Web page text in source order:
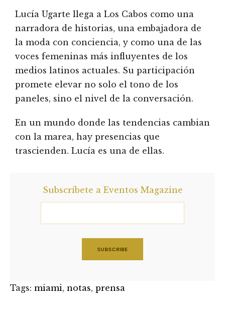
Lucía Ugarte llega a Los Cabos como una
narradora de historias, una embajadora de
la moda con conciencia, y como una de las
voces femeninas más influyentes de los
medios latinos actuales. Su participación
promete elevar no solo el tono de los
paneles, sino el nivel de la conversación.
En un mundo donde las tendencias cambian
con la marea, hay presencias que
trascienden. Lucía es una de ellas.
Subscríbete a Eventos Magazine
Tags: miami, notas, prensa